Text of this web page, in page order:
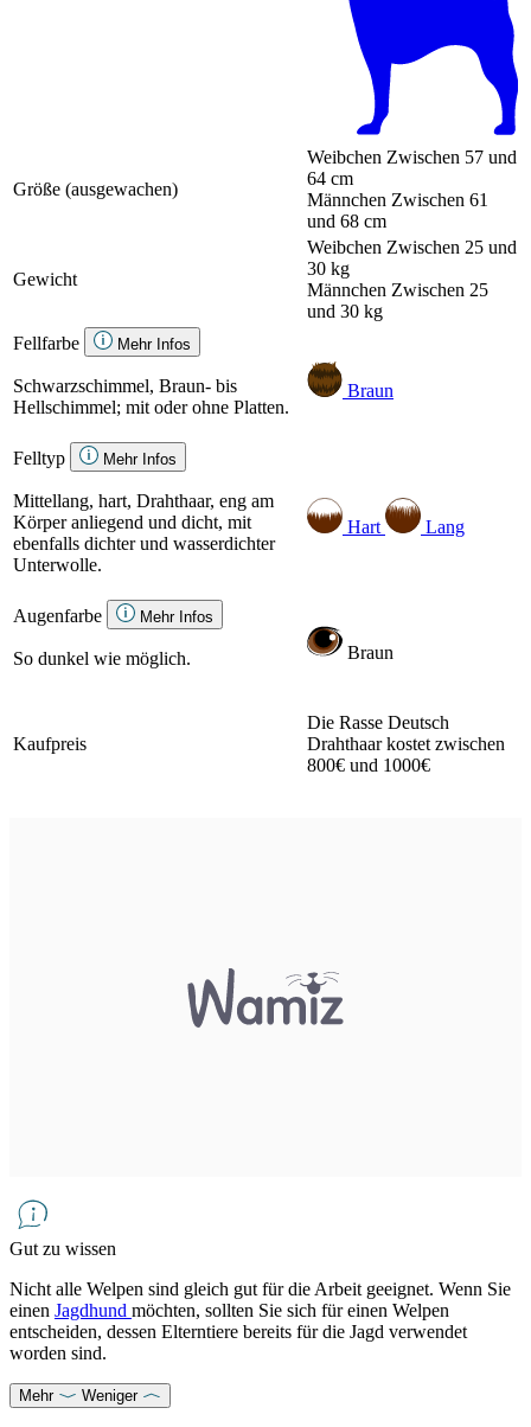
Größe (ausgewachen)
Weibchen Zwischen 57 und
64 cm
Männchen Zwischen 61
und 68 cm
Gewicht
Weibchen Zwischen 25 und
30 kg
Männchen Zwischen 25
und 30 kg
Fellfarbe
Mehr Infos
Schwarzschimmel, Braun- bis
Hellschimmel; mit oder ohne Platten.
Braun
Felltyp Mehr Infos
Mittellang, hart, Drahthaar, eng am
Körper anliegend und dicht, mit
ebenfalls dichter und wasserdichter
Unterwolle.
Hart Lang
Augenfarbe Mehr Infos
So dunkel wie möglich. Braun
Kaufpreis
Die Rasse Deutsch
Drahthaar kostet zwischen
800€ und 1000€
Gut zu wissen
Nicht alle Welpen sind gleich gut für die Arbeit geeignet. Wenn Sie
einen Jagdhund möchten, sollten Sie sich für einen Welpen
entscheiden, dessen Elterntiere bereits für die Jagd verwendet
worden sind.
Mehr Weniger